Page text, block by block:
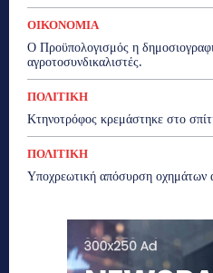
ΟΙΚΟΝΟΜΙΑ
Ο Προϋπολογισμός η
αγροτοσυνδικαλιστές.
ΠΟΛΙΤΙΚΗ
Κτηνοτρόφος κρεμάστηκε στο
ΠΟΛΙΤΙΚΗ
Υποχρεωτική απόσυρση οχημάτων